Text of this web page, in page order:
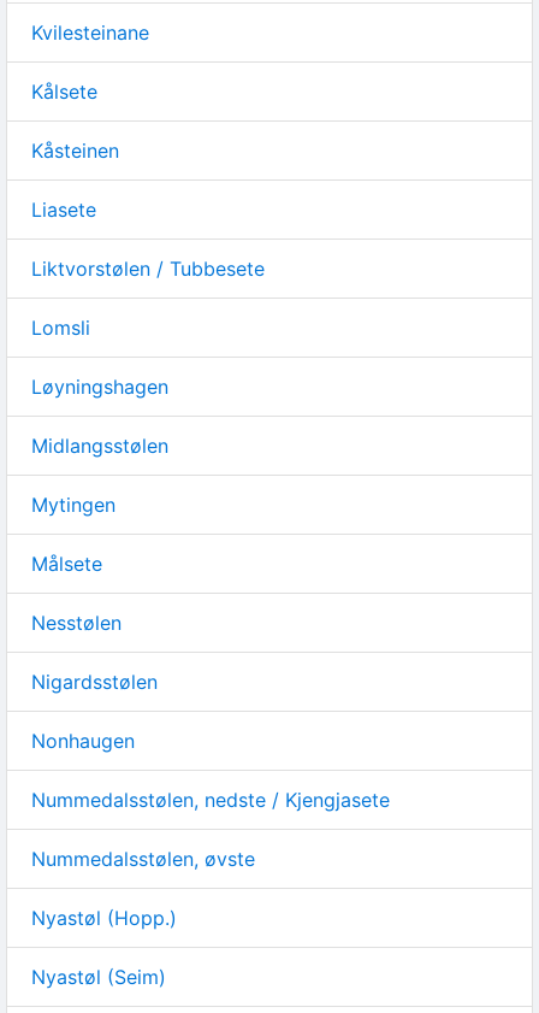
Kvilesteinane
Kålsete
Kåsteinen
Liasete
Liktvorstølen / Tubbesete
Lomsli
Løyningshagen
Midlangsstølen
Mytingen
Målsete
Nesstølen
Nigardsstølen
Nonhaugen
Nummedalsstølen, nedste / Kjengjasete
Nummedalsstølen, øvste
Nyastøl (Hopp.)
Nyastøl (Seim)